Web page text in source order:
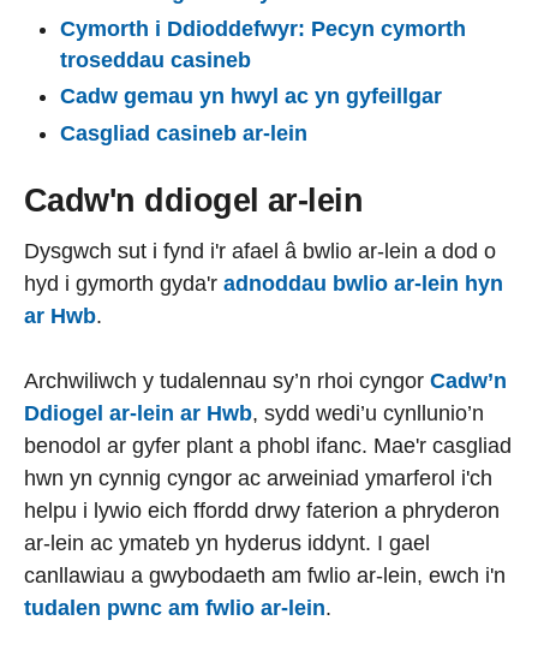
Cymorth i Ddioddefwyr: Pecyn cymorth
troseddau casineb
Cadw gemau yn hwyl ac yn gyfeillgar
Casgliad casineb ar-lein
Cadw'n ddiogel ar-lein
Dysgwch sut i fynd i'r afael â bwlio ar-lein a dod o
hyd i gymorth gyda'r adnoddau bwlio ar-lein hyn
ar Hwb.
Archwiliwch y tudalennau sy’n rhoi cyngor Cadw’n
Ddiogel ar-lein ar Hwb, sydd wedi’u cynllunio’n
benodol ar gyfer plant a phobl ifanc. Mae'r casgliad
hwn yn cynnig cyngor ac arweiniad ymarferol i'ch
helpu i lywio eich ffordd drwy faterion a phryderon
ar-lein ac ymateb yn hyderus iddynt. I gael
canllawiau a gwybodaeth am fwlio ar-lein, ewch i'n
tudalen pwnc am fwlio ar-lein.